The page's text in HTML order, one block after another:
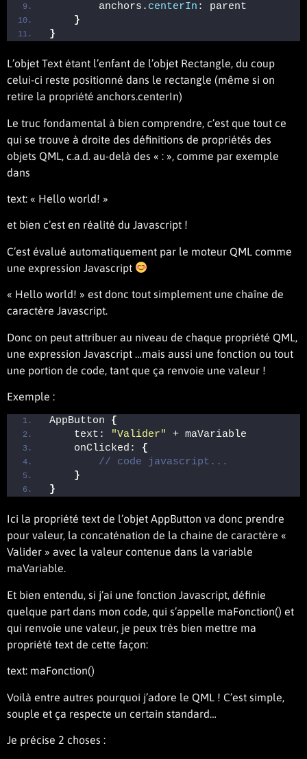
        anchors.
centerIn : parent
}
}
L’objet Text étant l’enfant de l’objet Rectangle, du coup
celui-ci reste positionné dans le rectangle (même si on
retire la propriété anchors.centerIn)
Le truc fondamental à bien comprendre, c’est que tout ce
qui se trouve à droite des définitions de propriétés des
objets QML, c.a.d. au-delà des « : », comme par exemple
dans
text: « Hello world! »
et bien c’est en réalité du Javascript !
C’est évalué automatiquement par le moteur QML comme
une expression Javascript
« Hello world! » est donc tout simplement une chaîne de
caractère Javascript.
Donc on peut attribuer au niveau de chaque propriété QML,
une expression Javascript …mais aussi une fonction ou tout
une portion de code, tant que ça renvoie une valeur !
Exemple :
AppButton {
    text:
"Valider"
+ maVariable
    onClicked:
{
// code javascript...
}
}
Ici la propriété text de l’objet AppButton va donc prendre
pour valeur, la concaténation de la chaine de caractère «
Valider » avec la valeur contenue dans la variable
maVariable.
Et bien entendu, si j’ai une fonction Javascript, définie
quelque part dans mon code, qui s’appelle maFonction() et
qui renvoie une valeur, je peux très bien mettre ma
propriété text de cette façon:
text: maFonction()
Voilà entre autres pourquoi j’adore le QML ! C’est simple,
souple et ça respecte un certain standard…
Je précise 2 choses :